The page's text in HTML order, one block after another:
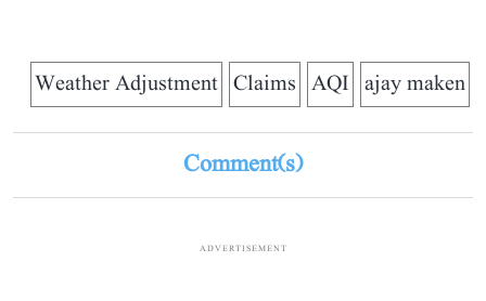
ajay maken
AQI
Claims
Weather Adjustment
Comment(s)
ADVERTISEMENT